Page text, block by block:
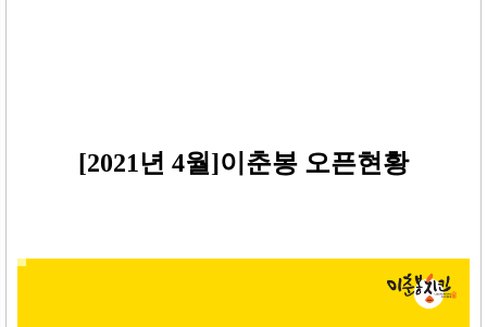
[2021년 4월]이춘봉 오픈현황